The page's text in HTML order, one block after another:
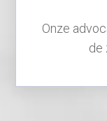
Onze
de